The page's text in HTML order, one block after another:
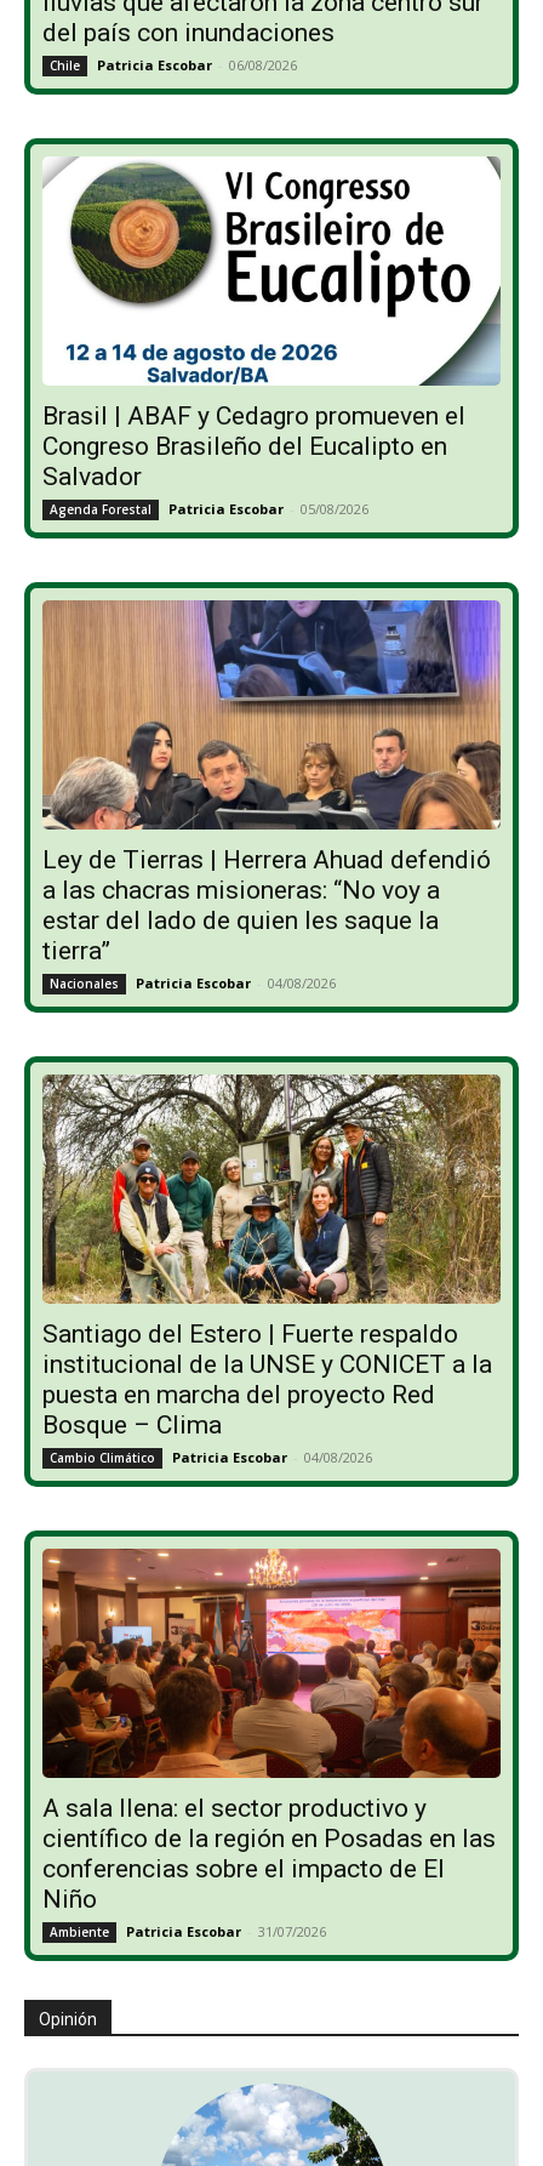
del país con inundaciones
Chile Patricia Escobar - 06/08/2026
Brasil | ABAF y Cedagro promueven el
Congreso Brasileño del Eucalipto en
Salvador
Agenda Forestal Patricia Escobar - 05/08/2026
Ley de Tierras | Herrera Ahuad defendió
a las chacras misioneras: “No voy a
estar del lado de quien les saque la
tierra”
Nacionales Patricia Escobar - 04/08/2026
Santiago del Estero | Fuerte respaldo
institucional de la UNSE y CONICET a la
puesta en marcha del proyecto Red
Bosque – Clima
Cambio Climático Patricia Escobar - 04/08/2026
A sala llena: el sector productivo y
científico de la región en Posadas en las
conferencias sobre el impacto de El
Niño
Ambiente Patricia Escobar - 31/07/2026
Opinión